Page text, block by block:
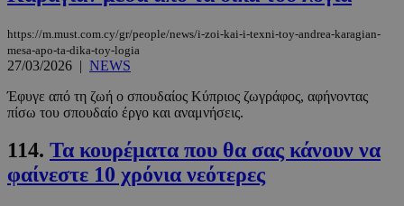
https://m.must.com.cy/gr/people/news/i-zoi-kai-i-texni-toy-andrea-karagian-
mesa-apo-ta-dika-toy-logia
27/03/2026 | NEWS
Έφυγε από τη ζωή ο σπουδαίος Κύπριος ζωγράφος, αφήνοντας
πίσω του σπουδαίο έργο και αναμνήσεις.
114. Τα κουρέματα που θα σας κάνουν να
φαίνεστε 10 χρόνια νεότερες
CookieScriptConsent
CookieScript
4